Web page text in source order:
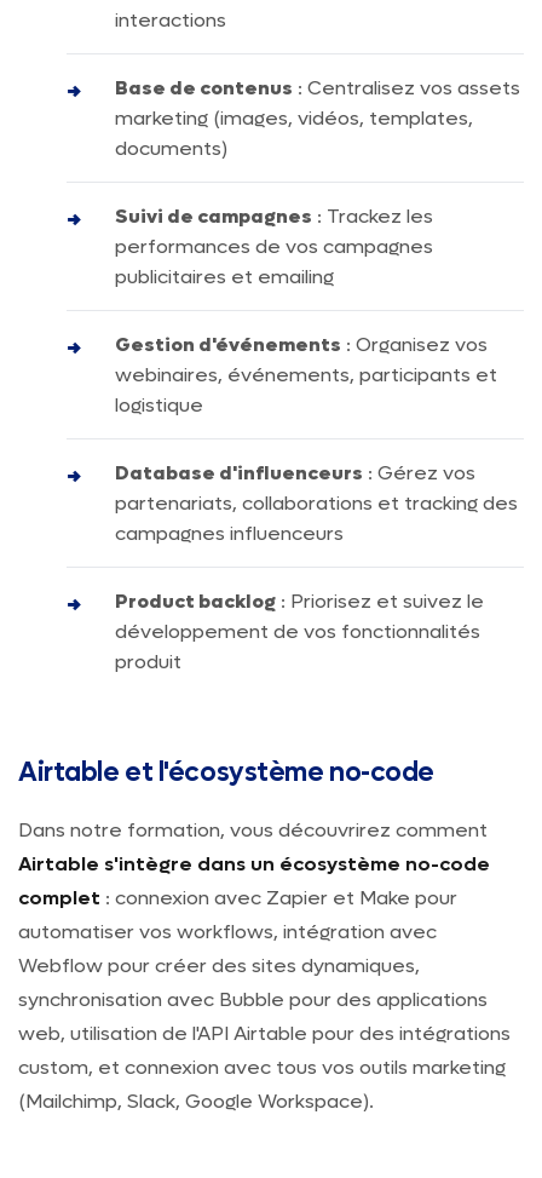
interactions
Base de contenus : Centralisez vos assets
marketing (images, vidéos, templates,
documents)
Suivi de campagnes : Trackez les
performances de vos campagnes
publicitaires et emailing
Gestion d'événements : Organisez vos
webinaires, événements, participants et
logistique
Database d'influenceurs : Gérez vos
partenariats, collaborations et tracking des
campagnes influenceurs
Product backlog : Priorisez et suivez le
développement de vos fonctionnalités
produit
Airtable et l'écosystème no-code
Dans notre formation, vous découvrirez comment
Airtable s'intègre dans un écosystème no-code
complet : connexion avec Zapier et Make pour
automatiser vos workflows, intégration avec
Webflow pour créer des sites dynamiques,
synchronisation avec Bubble pour des applications
web, utilisation de l'API Airtable pour des intégrations
custom, et connexion avec tous vos outils marketing
(Mailchimp, Slack, Google Workspace).